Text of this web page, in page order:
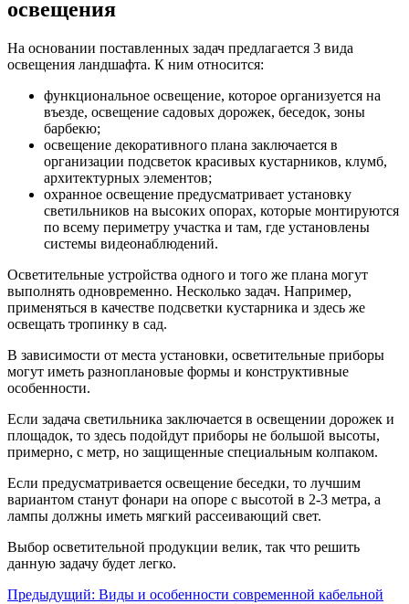
освещения
На основании поставленных задач предлагается 3 вида
освещения ландшафта. К ним относится:
функциональное освещение, которое организуется на
въезде, освещение садовых дорожек, беседок, зоны
барбекю;
освещение декоративного плана заключается в
организации подсветок красивых кустарников, клумб,
архитектурных элементов;
охранное освещение предусматривает установку
светильников на высоких опорах, которые монтируются
по всему периметру участка и там, где установлены
системы видеонаблюдений.
Осветительные устройства одного и того же плана могут
выполнять одновременно. Несколько задач. Например,
применяться в качестве подсветки кустарника и здесь же
освещать тропинку в сад.
В зависимости от места установки, осветительные приборы
могут иметь разноплановые формы и конструктивные
особенности.
Если задача светильника заключается в освещении дорожек и
площадок, то здесь подойдут приборы не большой высоты,
примерно, с метр, но защищенные специальным колпаком.
Если предусматривается освещение беседки, то лучшим
вариантом станут фонари на опоре с высотой в 2-3 метра, а
лампы должны иметь мягкий рассеивающий свет.
Выбор осветительной продукции велик, так что решить
данную задачу будет легко.
Предыдущий: Виды и особенности современной кабельной